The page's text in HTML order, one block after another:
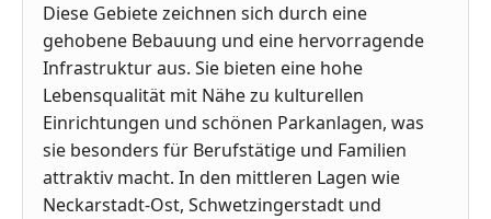
Diese Gebiete zeichnen sich durch eine
gehobene Bebauung und eine hervorragende
Infrastruktur aus. Sie bieten eine hohe
Lebensqualität mit Nähe zu kulturellen
Einrichtungen und schönen Parkanlagen, was
sie besonders für Berufstätige und Familien
attraktiv macht. In den mittleren Lagen wie
Neckarstadt-Ost, Schwetzingerstadt und